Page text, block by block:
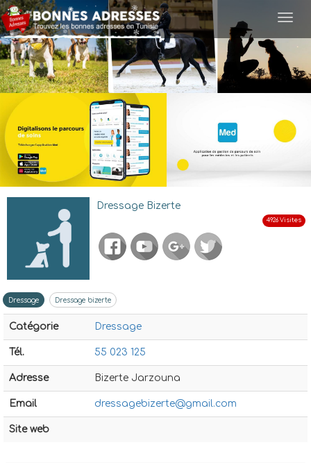
Dressage Bizerte
Dressage
Catégorie Dressage
Tél. 55 023 125
Adresse Bizerte Jarzouna
Email dressagebizerte@gmail.com
Site web